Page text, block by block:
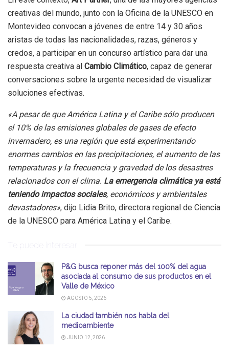
creativas del mundo, junto con la Oficina de la UNESCO en
Montevideo convocan a jóvenes de entre 14 y 30 años
aristas de todas las nacionalidades, razas, géneros y
credos, a participar en un concurso artístico para dar una
respuesta creativa al Cambio Climático, capaz de generar
conversaciones sobre la urgente necesidad de visualizar
soluciones efectivas.
«A pesar de que América Latina y el Caribe sólo producen
el 10% de las emisiones globales de gases de efecto
invernadero, es una región que está experimentando
enormes cambios en las precipitaciones, el aumento de las
temperaturas y la frecuencia y gravedad de los desastres
relacionados con el clima. La emergencia climática ya está
teniendo impactos sociales, económicos y ambientales
devastadores», dijo Lidia Brito, directora regional de Ciencia
de la UNESCO para América Latina y el Caribe.
Te puede interesar
P&G busca reponer más del 100% del agua
asociada al consumo de sus productos en el
Valle de México
AGOSTO 5, 2026
La ciudad también nos habla del
medioambiente
JUNIO 12, 2026